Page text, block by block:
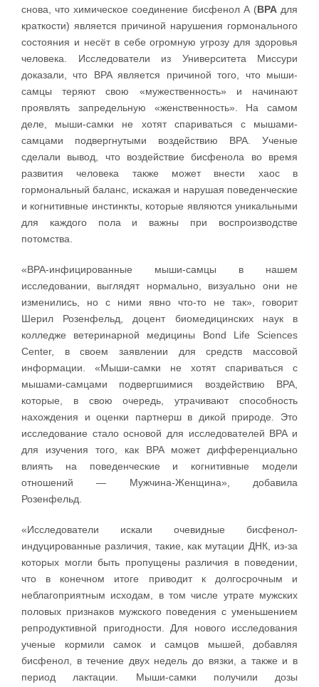
снова, что химическое соединение бисфенол А (BPAдля
краткости) является причиной нарушения гормонального
состояния и несёт в себе огромную угрозу для здоровья
человека. Исследователи из Университета Миссури
доказали, что BPA является причиной того, что мыши-
самцы теряют свою «мужественность» и начинают
проявлять запредельную «женственность». На самом
деле, мыши-самки не хотят спариваться с мышами-
самцами подвергнутыми воздействию BPA. Ученые
сделали вывод, что воздействие бисфенола во время
развития человека также может внести хаос в
гормональный баланс, искажая и нарушая поведенческие
и когнитивные инстинкты, которые являются уникальными
для каждого пола и важны при воспроизводстве
потомства.
«BPA-инфицированные мыши-самцы в нашем
исследовании, выглядят нормально, визуально они не
изменились, но с ними явно что-то не так», говорит
Шерил Розенфельд, доцент биомедицинских наук в
колледже ветеринарной медицины Bond Life Sciences
Center, в своем заявлении для средств массовой
информации. «Мыши-самки не хотят спариваться с
мышами-самцами подвергшимися воздействию BPA,
которые, в свою очередь, утрачивают способность
нахождения и оценки партнерш в дикой природе. Это
исследование стало основой для исследователей BPA и
для изучения того, как BPA может дифференциально
влиять на поведенческие и когнитивные модели
отношений — Мужчина-Женщина», добавила
Розенфельд.
«Исследователи искали очевидные бисфенол-
индуцированные различия, такие, как мутации ДНК, из-за
которых могли быть пропущены различия в поведении,
что в конечном итоге приводит к долгосрочным и
неблагоприятным исходам, в том числе утрате мужских
половых признаков мужского поведения с уменьшением
репродуктивной пригодности. Для нового исследования
ученые кормили самок и самцов мышей, добавляя
бисфенол, в течение двух недель до вязки, а также и в
период лактации. Мыши-самки получили дозы